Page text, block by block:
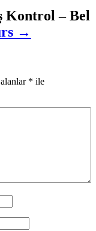
Kontrol – Bel
→
* ile